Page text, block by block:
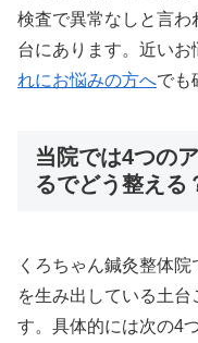
検査で異常なしと言わ
台にあります。近いお
れにお悩みの方へでも
当院では4つの
るでどう整える
くろちゃん鍼灸整体
を生み出している土台
す。具体的には次の4